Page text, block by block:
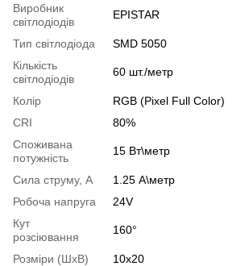
Виробник
світлодіодів
EPISTAR
Тип світлодіода
SMD 5050
Кількість
світлодіодів
60 шт./метр
Колір
RGB (Pixel Full Color)
CRI
80%
Споживана
потужність
15 Вт\метр
Сила струму, А
1.25 А\метр
Робоча напруга
24V
Кут
розсіювання
160°
Розміри (ШхВ)
10х20